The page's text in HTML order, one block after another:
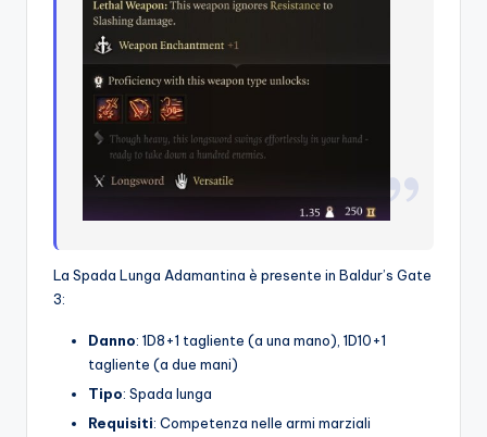
La Spada Lunga Adamantina è presente in Baldur’s Gate
3:
Danno: 1D8+1 tagliente (a una mano), 1D10+1
tagliente (a due mani)
Tipo: Spada lunga
Requisiti: Competenza nelle armi marziali